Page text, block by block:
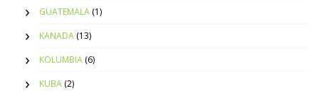
GUATEMALA (1)
KANADA (13)
KOLUMBIA (6)
KUBA (2)